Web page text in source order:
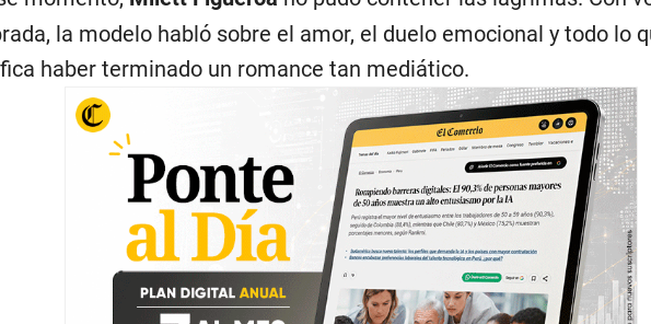
la modelo habló sobre el amor, el duelo emocional y todo lo
haber terminado un romance tan mediático.